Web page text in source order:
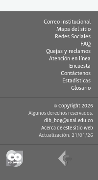
Correo institucional
Mapa del sitio
Redes Sociales
FAQ
Quejas y reclamos
Atención en línea
Encuesta
Contáctenos
Estadísticas
Glosario
© Copyright 2026
Algunos derechos reservados.
dib_bog@unal.edu.co
Acerca de este sitio web
Actualización: 21/01/26